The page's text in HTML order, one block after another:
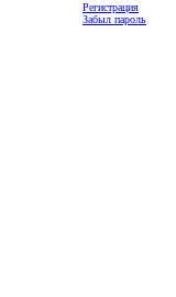
Регистрация
Забыл пароль